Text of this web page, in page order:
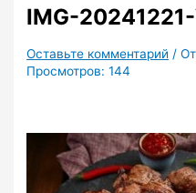
IMG-
Оставьте комментарий /
Просмотров: 144